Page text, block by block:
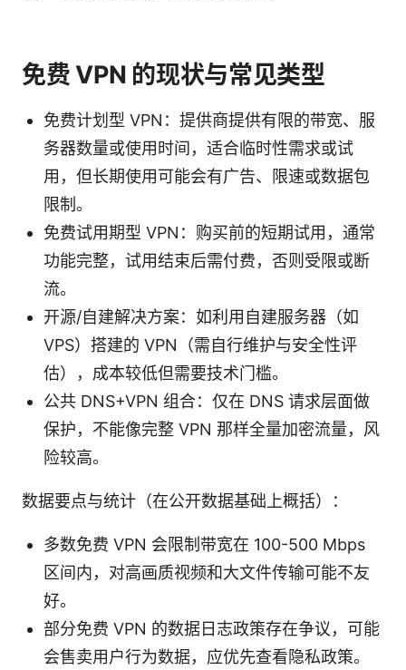
免费 VPN 的现状与常见类型
免费计划型 VPN：提供商提供有限的带宽、服
务器数量或使用时间，适合临时性需求或试
用，但长期使用可能会有广告、限速或数据包
限制。
免费试用期型 VPN：购买前的短期试用，通常
功能完整，试用结束后需付费，否则受限或断
流。
开源/自建解决方案：如利用自建服务器（如
VPS）搭建的 VPN（需自行维护与安全性评
估），成本较低但需要技术门槛。
公共 DNS+VPN 组合：仅在 DNS 请求层面做
保护，不能像完整 VPN 那样全量加密流量，风
险较高。
数据要点与统计（在公开数据基础上概括）：
多数免费 VPN 会限制带宽在 100-500 Mbps
区间内，对高画质视频和大文件传输可能不友
好。
部分免费 VPN 的数据日志政策存在争议，可能
会售卖用户行为数据，应优先查看隐私政策。